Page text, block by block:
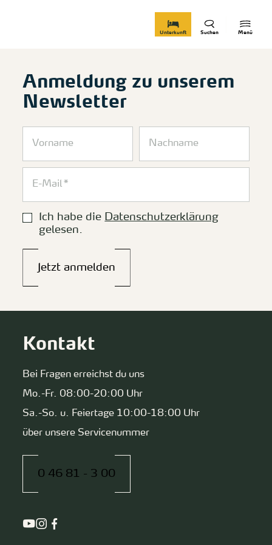
Menü
Suchen
Unterkunft
Anmeldung zu unserem
Newsletter
Ich habe die Datenschutzerklärung
gelesen.
Jetzt anmelden
Kontakt
Bei Fragen erreichst du uns
Mo.-Fr. 08:00-20:00 Uhr
Sa.-So. u. Feiertage 10:00-18:00 Uhr
über unsere Servicenummer
0 46 81 - 3 00